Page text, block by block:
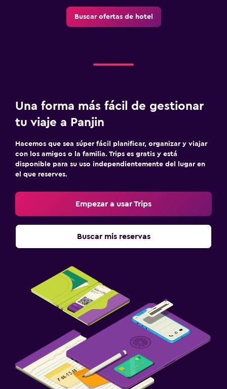
Buscar ofertas de hotel
Una forma más fácil de gestionar
tu viaje a Panjin
Hacemos que sea súper fácil planificar, organizar y viajar
con los amigos o la familia. Trips es gratis y está
disponible para su uso independientemente del lugar en
el que reserves.
Empezar a usar Trips
Buscar mis reservas